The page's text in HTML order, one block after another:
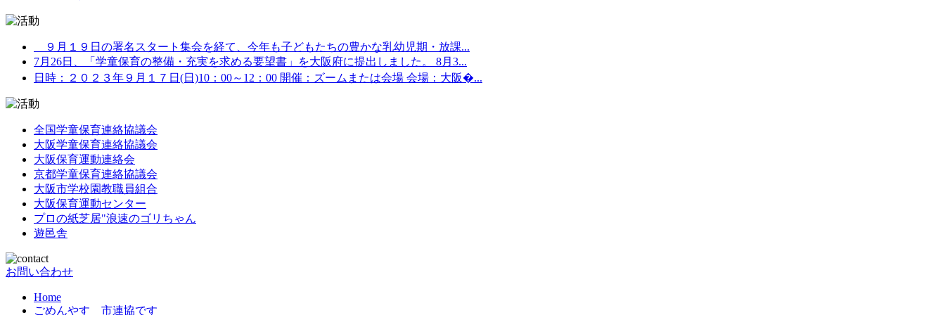
９月１９日の署名スタート集会を経て、今年も子どもたちの豊かな乳幼児期・放課...
7月26日、「学童保育の整備・充実を求める要望書」を大阪府に提出しました。 8月3...
日時：２０２３年９月１７日(日)10：00～12：00 開催：ズームまたは会場 会場：大阪�...
全国学童保育連絡協議会
大阪学童保育連絡協議会
大阪保育運動連絡会
京都学童保育連絡協議会
大阪市学校園教職員組合
大阪保育運動センター
プロの紙芝居"浪速のゴリちゃん
遊邑舎
お問い合わせ
Home
ごめんやす 市連協です